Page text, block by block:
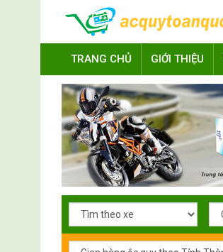
TRANG CHỦ GIỚI THIỆU